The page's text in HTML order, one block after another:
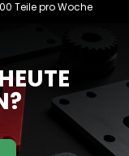
Teile pro Woche